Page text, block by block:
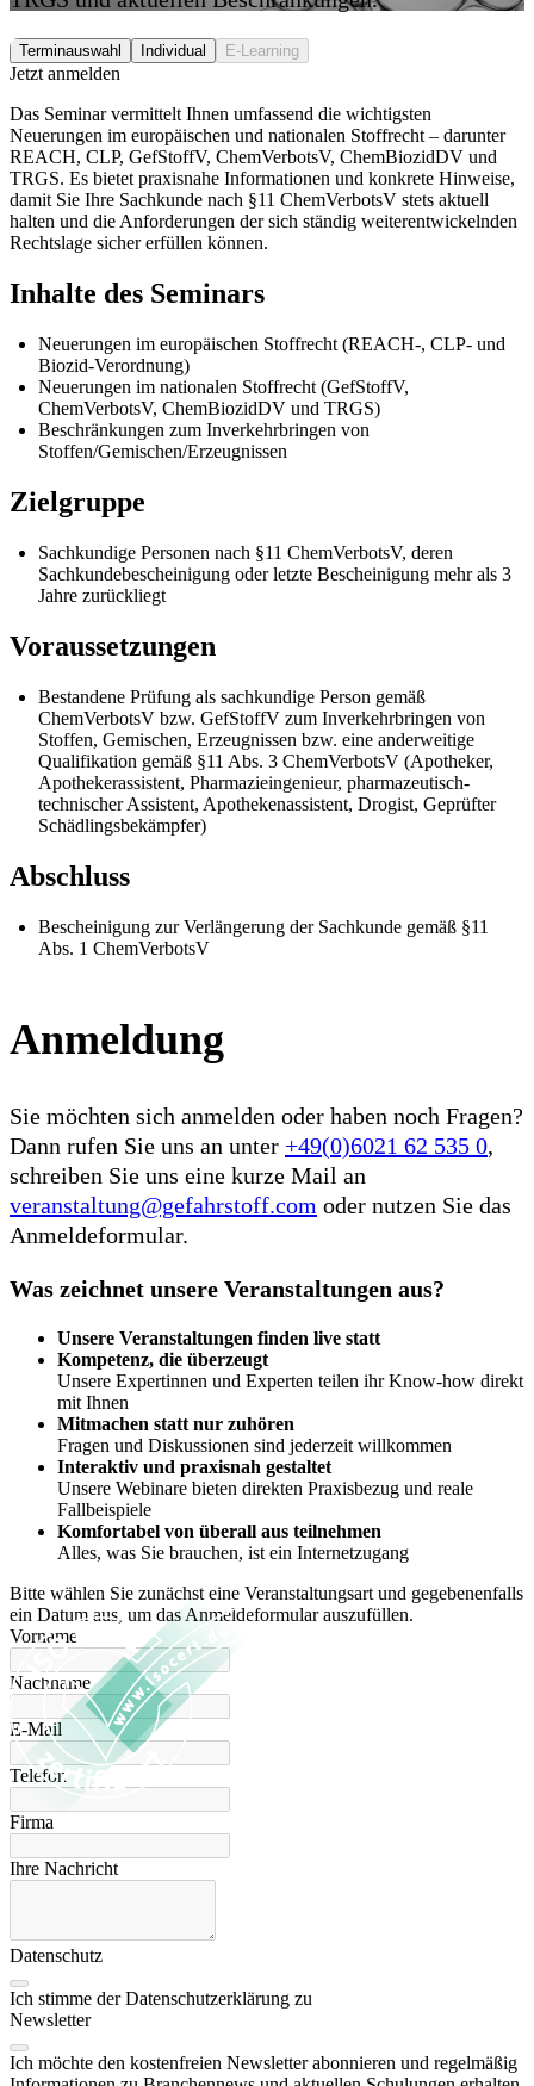
Terminauswahl Individual E-Learning
Jetzt anmelden
Das Seminar vermittelt Ihnen umfassend die wichtigsten
Neuerungen im europäischen und nationalen Stoffrecht – darunter
REACH, CLP, GefStoffV, ChemVerbotsV, ChemBiozidDV und
TRGS. Es bietet praxisnahe Informationen und konkrete Hinweise,
damit Sie Ihre Sachkunde nach §11 ChemVerbotsV stets aktuell
halten und die Anforderungen der sich ständig weiterentwickelnden
Rechtslage sicher erfüllen können.
Inhalte des Seminars
Neuerungen im europäischen Stoffrecht (REACH-, CLP- und
Biozid-Verordnung)
Neuerungen im nationalen Stoffrecht (GefStoffV,
ChemVerbotsV, ChemBiozidDV und TRGS)
Beschränkungen zum Inverkehrbringen von
Stoffen/Gemischen/Erzeugnissen
Zielgruppe
Sachkundige Personen nach §11 ChemVerbotsV, deren
Sachkundebescheinigung oder letzte Bescheinigung mehr als 3
Jahre zurückliegt
Voraussetzungen
Bestandene Prüfung als sachkundige Person gemäß
ChemVerbotsV bzw. GefStoffV zum Inverkehrbringen von
Stoffen, Gemischen, Erzeugnissen bzw. eine anderweitige
Qualifikation gemäß §11 Abs. 3 ChemVerbotsV (Apotheker,
Apothekerassistent, Pharmazieingenieur, pharmazeutisch-
technischer Assistent, Apothekenassistent, Drogist, Geprüfter
Schädlingsbekämpfer)
Abschluss
Bescheinigung zur Verlängerung der Sachkunde gemäß §11
Abs. 1 ChemVerbotsV
Anmeldung
Sie möchten sich anmelden oder haben noch Fragen?
Dann rufen Sie uns an unter +49(0)6021 62 535 0,
schreiben Sie uns eine kurze Mail an
veranstaltung@gefahrstoff.com oder nutzen Sie das
Anmeldeformular.
Was zeichnet unsere Veranstaltungen aus?
Unsere Veranstaltungen finden live statt
Kompetenz, die überzeugt
Unsere Expertinnen und Experten teilen ihr Know-how direkt
mit Ihnen
Mitmachen statt nur zuhören
Fragen und Diskussionen sind jederzeit willkommen
Interaktiv und praxisnah gestaltet
Unsere Webinare bieten direkten Praxisbezug und reale
Fallbeispiele
Komfortabel von überall aus teilnehmen
Alles, was Sie brauchen, ist ein Internetzugang
Bitte wählen Sie zunächst eine Veranstaltungsart und gegebenenfalls
ein Datum aus, um das Anmeldeformular auszufüllen.
Vorname
Nachname
E-Mail
Telefon
Firma
Ihre Nachricht
Datenschutz
Ich stimme der Datenschutzerklärung zu
Newsletter
Ich möchte den kostenfreien Newsletter abonnieren und regelmäßig